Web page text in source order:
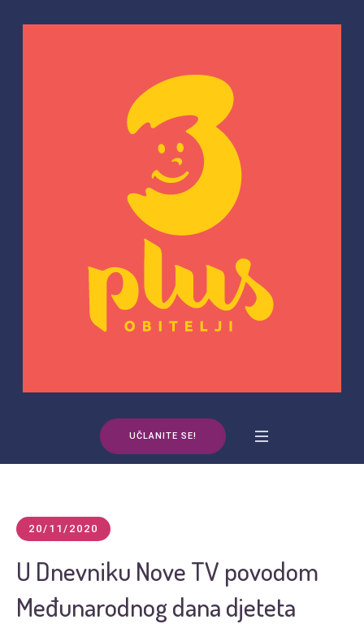
UČLANITE SE!
20/11/2020
U Dnevniku Nove TV povodom
Međunarodnog dana djeteta